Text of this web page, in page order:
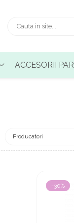
ACCESORII PAR
Producatori
-30%